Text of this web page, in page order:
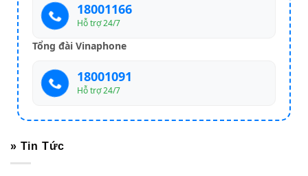
18001166
Hỗ trợ 24/7
Tổng đài Vinaphone
18001091
Hỗ trợ 24/7
» Tin Tức